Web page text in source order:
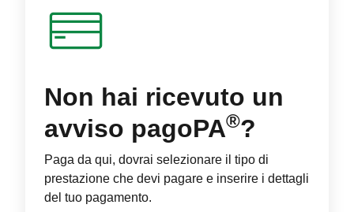
Non hai ricevuto un
avviso pagoPA®?
Paga da qui, dovrai selezionare il tipo di
prestazione che devi pagare e inserire i dettagli
del tuo pagamento.